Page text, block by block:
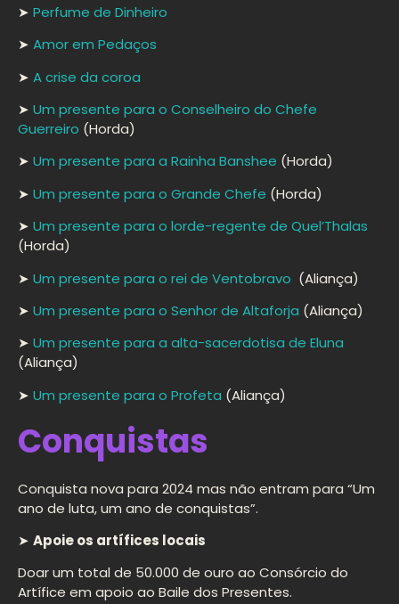
➤ Perfume de Dinheiro
➤ Amor em Pedaços
➤ A crise da coroa
➤ Um presente para o Conselheiro do Chefe
Guerreiro (Horda)
➤ Um presente para a Rainha Banshee (Horda)
➤ Um presente para o Grande Chefe (Horda)
➤ Um presente para o lorde-regente de Quel’Thalas
(Horda)
➤ Um presente para o rei de Ventobravo (Aliança)
➤ Um presente para o Senhor de Altaforja (Aliança)
➤ Um presente para a alta-sacerdotisa de Eluna
(Aliança)
➤ Um presente para o Profeta (Aliança)
Conquistas
Conquista nova para 2024 mas não entram para “Um
ano de luta, um ano de conquistas”.
➤ Apoie os artífices locais
Doar um total de 50.000 de ouro ao Consórcio do
Artífice em apoio ao Baile dos Presentes.